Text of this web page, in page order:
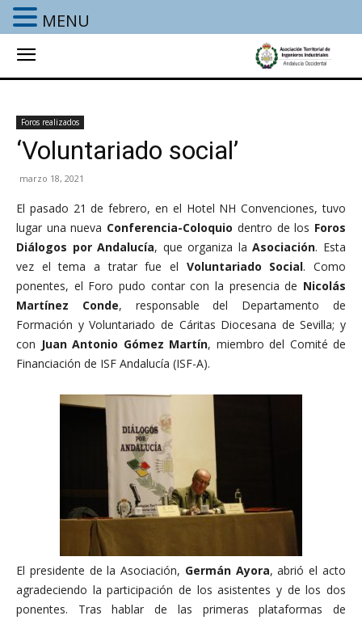
Foros realizados
‘Voluntariado social’
marzo 18, 2021
El pasado 21 de febrero, en el Hotel NH Convenciones, tuvo
lugar una nueva Conferencia-Coloquio dentro de los Foros
Diálogos por Andalucía, que organiza laAsociación. Esta
vez el tema a tratar fue el Voluntariado Social. Como
ponentes, el Foro pudo contar con la presencia de Nicolás
Martínez Conde, responsable del Departamento de
Formación y Voluntariado de Cáritas Diocesana de Sevilla; y
con Juan Antonio Gómez Martín, miembro del Comité de
Financiación de ISF Andalucía (ISF-A).
El presidente de la Asociación, Germán Ayora, abrió el acto
agradeciendo la participación de los asistentes y de los dos
ponentes. Tras hablar de las primeras plataformas de
MENU